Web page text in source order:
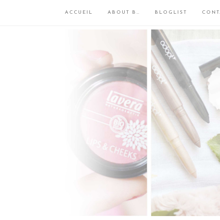
ACCUEIL ABOUT B… BLOGLIST